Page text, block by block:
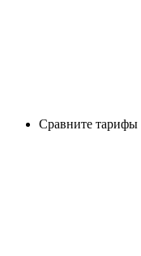
Сравните тарифы